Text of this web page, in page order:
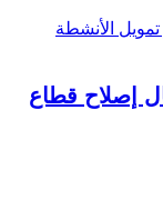
إصلاح قطاع